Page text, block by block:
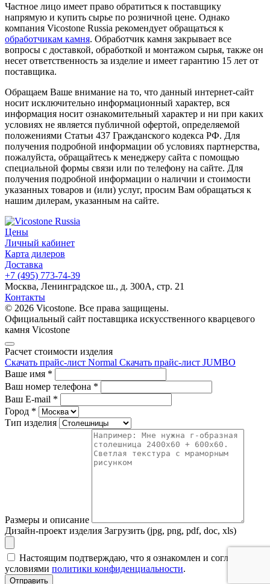
Частное лицо имеет право обратиться к поставщику
напрямую и купить сырье по розничной цене. Однако
компания Vicostone Russia рекомендует обращаться к
обработчикам камня. Обработчик камня закрывает все
вопросы с доставкой, обработкой и монтажом сырья, также он
несет ответственность за изделие и имеет гарантию 15 лет от
поставщика.
Обращаем Ваше внимание на то, что данный интернет-сайт
носит исключительно информационный характер, вся
информация носит ознакомительный характер и ни при каких
условиях не является публичной офертой, определяемой
положениями Статьи 437 Гражданского кодекса РФ. Для
получения подробной информации об условиях партнерства,
пожалуйста, обращайтесь к менеджеру сайта с помощью
специальной формы связи или по телефону на сайте. Для
получения подробной информации о наличии и стоимости
указанных товаров и (или) услуг, просим Вам обращаться к
нашим дилерам, указанным на сайте.
Цены
Личный кабинет
Карта дилеров
Доставка
+7 (495) 773-74-39
Москва, Ленинградское ш., д. 300А, стр. 21
Контакты
© 2026 Vicostone. Все права защищены.
Официальный сайт поставщика искусственного кварцевого
камня Vicostone
Расчет стоимости изделия
Скачать прайс-лист Normal Скачать прайс-лист JUMBO
Ваше имя *
Ваш номер телефона *
Ваш E-mail *
Город *
Тип изделия
Размеры и описание
Дизайн-проект изделия Загрузить (jpg, png, pdf, doc, xls)
Настоящим подтверждаю, что я ознакомлен и согласен с
условиями политики конфиденциальности.
Отправить